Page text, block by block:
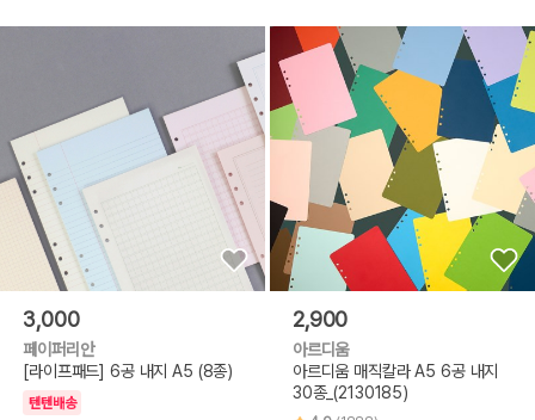
3,000
페이퍼리안
[라이프패드] 6공 내지 A5 (8종)
텐텐배송
2,900
아르디움
아르디움 매직칼라 A5 6공 내지
30종_(2130185)